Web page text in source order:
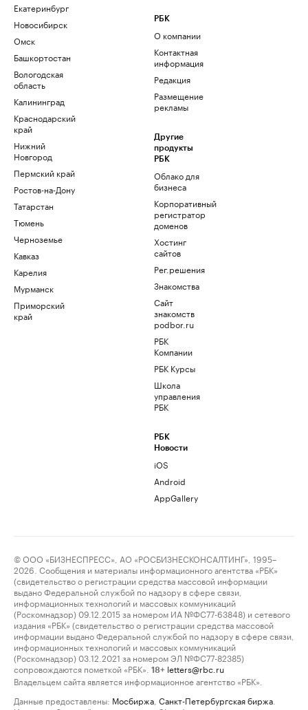
Екатеринбург
Новосибирск
Омск
Башкортостан
Вологодская
область
Калининград
Краснодарский
край
Нижний
Новгород
Пермский край
Ростов-на-Дону
Татарстан
Тюмень
Черноземье
Кавказ
Карелия
Мурманск
Приморский
край
РБК
О компании
Контактная
информация
Редакция
Размещение
рекламы
Другие
продукты
РБК
Облако для
бизнеса
Корпоративный
регистратор
доменов
Хостинг
сайтов
Рег.решения
Знакомства
Сайт
знакомств
podbor.ru
РБК
Компании
РБК Курсы
Школа
управления
РБК
РБК
Новости
iOS
Android
AppGallery
© ООО «БИЗНЕСПРЕСС», АО «РОСБИЗНЕСКОНСАЛТИНГ», 1995–
2026. Сообщения и материалы информационного агентства «РБК»
(свидетельство о регистрации средства массовой информации
выдано Федеральной службой по надзору в сфере связи,
информационных технологий и массовых коммуникаций
(Роскомнадзор) 09.12.2015 за номером ИА №ФС77-63848) и сетевого
издания «РБК» (свидетельство о регистрации средства массовой
информации выдано Федеральной службой по надзору в сфере связи,
информационных технологий и массовых коммуникаций
(Роскомнадзор) 03.12.2021 за номером ЭЛ №ФС77-82385)
сопровождаются пометкой «РБК».
18+ letters@rbc.ru
Владельцем сайта является информационное агентство «РБК».
Данные предоставлены: Мосбиржа Санкт-Петербургская биржа